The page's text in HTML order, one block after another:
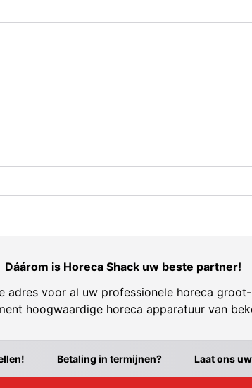
Dáárom is Horeca Shack uw beste partner!
adres voor al uw professionele horeca
hoogwaardige horeca apparatuur van
Betaling in termijnen? Laat ons